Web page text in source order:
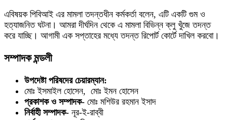
এবিষয়ক পিবিআই এর মামলা তদন্তধীন কর্মকর্তা বলেন, এটি একটি গুম ও
হত্যাজনিত ঘটনা। আমরা দীর্ঘদিন থেকে এ মামলা বিভিন্ন ক্লু খুঁজে তদন্ত
করে যাচ্ছি। আগামী এক সপ্তাহের মধ্যে তদন্ত রিপোর্ট কোর্টে দাখিল করবো।
সম্পাদক মন্ডলী
উপদেষ্টা পরিষদের চেয়ারম্যান:
মোঃ ইসমাইল হোসেন, মোঃ ইমন হোসেন
প্রকাশক ও সম্পাদক- মোঃ মশিউর রহমান ইসাদ
নির্বাহী সম্পাদক- নূর-ই-রাব্বী